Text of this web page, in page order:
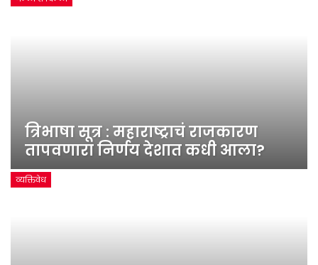
त्रिभाषा सूत्र : महाराष्ट्राचं राजकारण
तापवणारा निर्णय देशात कधी आला?
व्यक्तिवेध